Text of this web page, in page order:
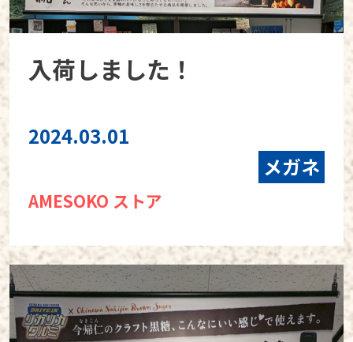
入荷しました！
2024.03.01
メガネ
AMESOKO ストア